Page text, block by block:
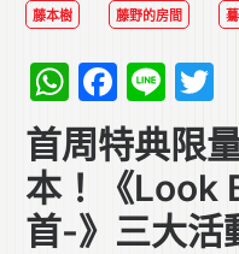
藤本樹 藤野的房間
WhatsApp
Line
首周特典限
本！《Look
首-》三大活